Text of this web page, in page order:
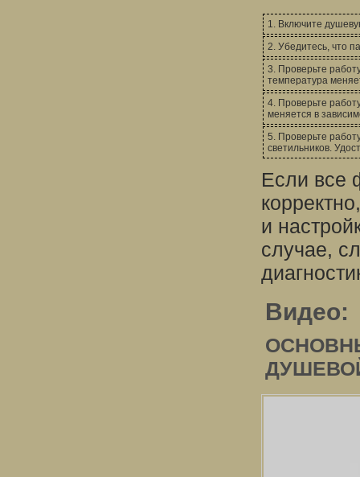
1. Включите
2. Убедитесь, что
3. Проверьте
температура
4. Проверьте
меняется в
5. Проверьте
светильников.
Если все
и
случае,
Видео: